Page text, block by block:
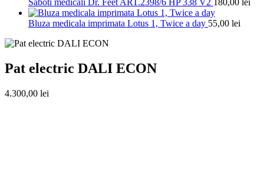
Saboti medicali Dr. Feet ART.2398/6 HP 338 V2 180,00 lei
Bluza medicala imprimata Lotus 1, Twice a day 55,00 lei
Pat electric DALI ECON
4.300,00 lei